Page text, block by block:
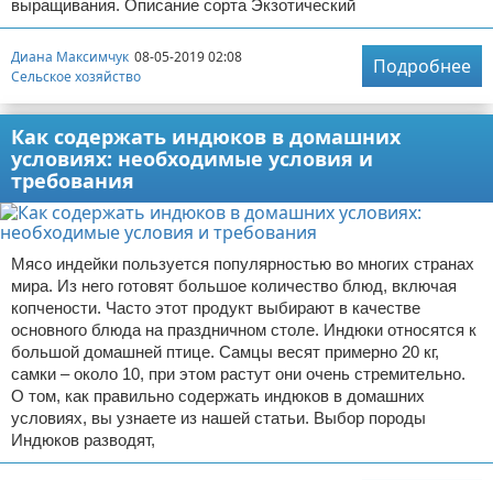
выращивания. Описание сорта Экзотический
Диана Максимчук 08-05-2019 02:08
Сельское хозяйство
Подробнее
Как содержать индюков в домашних
условиях: необходимые условия и
требования
Мясо индейки пользуется популярностью во многих странах
мира. Из него готовят большое количество блюд, включая
копчености. Часто этот продукт выбирают в качестве
основного блюда на праздничном столе. Индюки относятся к
большой домашней птице. Самцы весят примерно 20 кг,
самки – около 10, при этом растут они очень стремительно.
О том, как правильно содержать индюков в домашних
условиях, вы узнаете из нашей статьи. Выбор породы
Индюков разводят,